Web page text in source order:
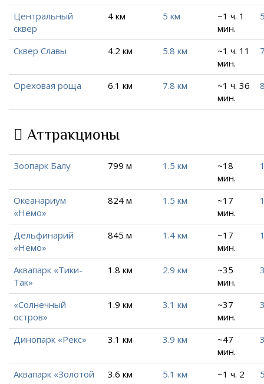
Центральный
сквер
4 км 5 км
~1 ч. 1
мин.
Сквер Славы 4.2 км 5.8 км
~1 ч. 11
мин.
Ореховая роща 6.1 км 7.8 км
~1 ч. 36
мин.
Аттракционы
Зоопарк Балу 799 м 1.5 км
~18
мин.
Океанариум
«Немо»
824 м 1.5 км
~17
мин.
Дельфинарий
«Немо»
845 м 1.4 км
~17
мин.
Аквапарк «Тики-
Так»
1.8 км 2.9 км
~35
мин.
«Солнечный
остров»
1.9 км 3.1 км
~37
мин.
Динопарк «Рекс» 3.1 км 3.9 км
~47
мин.
Аквапарк «Золотой
3.6 км 5.1 км
~1 ч. 2